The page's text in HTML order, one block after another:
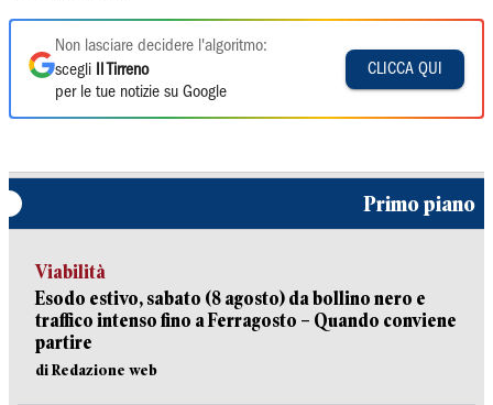
Non lasciare decidere l'algoritmo:
scegli
Il Tirreno
per le tue notizie su Google
CLICCA QUI
Primo piano
Viabilità
Esodo estivo, sabato (8 agosto) da bollino nero e
traffico intenso fino a Ferragosto – Quando conviene
partire
di Redazione web